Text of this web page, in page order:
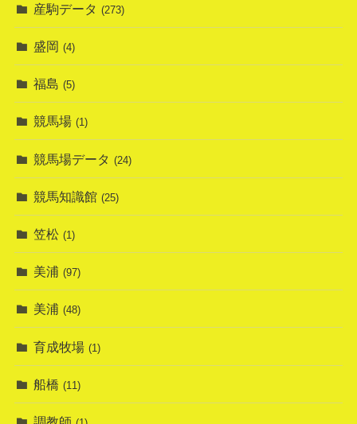
産駒データ (273)
盛岡 (4)
福島 (5)
競馬場 (1)
競馬場データ (24)
競馬知識館 (25)
笠松 (1)
美浦 (97)
美浦 (48)
育成牧場 (1)
船橋 (11)